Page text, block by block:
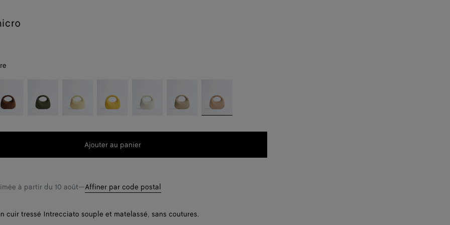
tweed
yellow
Ajouter
Ajouter au panier
Sélectionner
à partir du 10 août—Affiner par code postal
cuir tressé Intrecciato souple et matelassé, sans coutures.